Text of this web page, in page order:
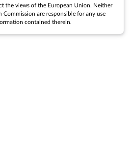
the views of the European Uni­on. Neither
Com­mis­sion are re­spons­ible for any use
con­tained therein.